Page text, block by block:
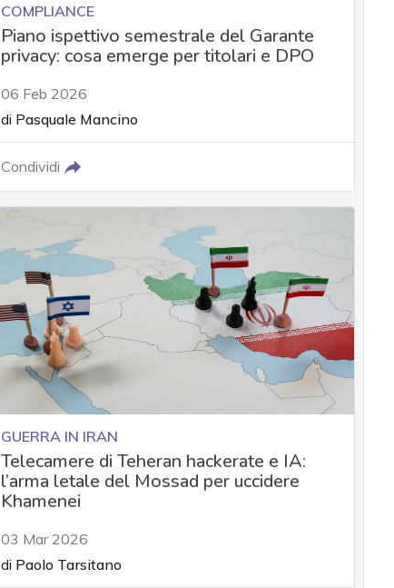
COMPLIANCE
Piano ispettivo semestrale del Garante
privacy: cosa emerge per titolari e DPO
06 Feb 2026
di Pasquale Mancino
Condividi
GUERRA IN IRAN
Telecamere di Teheran hackerate e IA:
l’arma letale del Mossad per uccidere
Khamenei
03 Mar 2026
di Paolo Tarsitano